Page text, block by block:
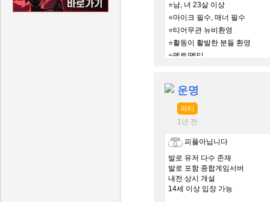
⭐남, 녀 23살 이상
⭐마이크 필수, 매너 필수
⭐티어무관 뉴비환영
⭐활동이 활발한 분들 환영
⭐멘토/멘티
운명
파티
1년 전
피플아닙니다
발로 유저 다수 존재
발로 포함 종합게임서버
내전 상시 개설
14세 이상 입장 가능